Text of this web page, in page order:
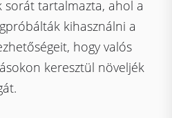
sorát tartalmazta, ahol a
kihasználni a
hogy valós
keresztül növeljék